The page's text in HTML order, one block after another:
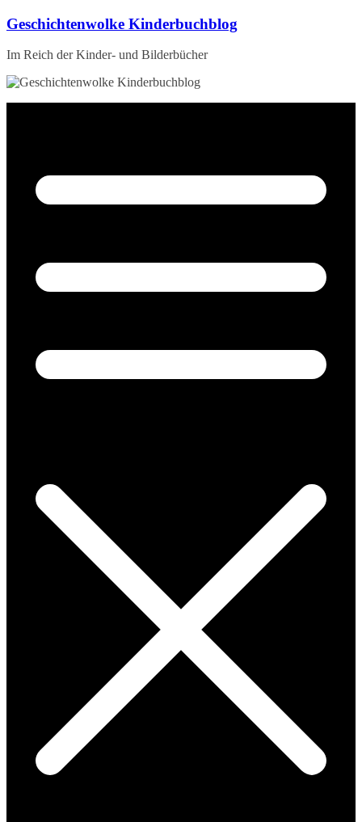
Zum
springen
Geschichtenwolke Kinderbuchblog
Im Reich der Kinder- und Bilderbücher